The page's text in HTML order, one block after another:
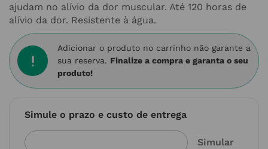
ajudam no alívio da dor muscular. Até 120 horas de
alívio da dor. Resistente à água.
Adicionar o produto no carrinho não garante a
sua reserva. Finalize a compra e garanta o seu
produto!
Simule o prazo e custo de entrega